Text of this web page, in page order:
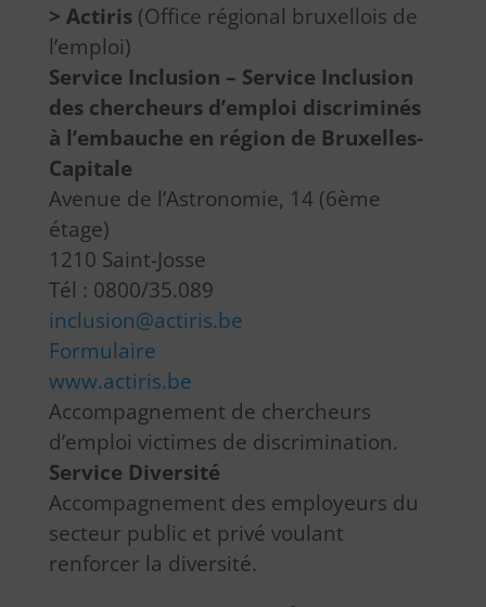
> Actiris (Office régional bruxellois de
l’emploi)
Service Inclusion – Service Inclusion
des chercheurs d’emploi discriminés
à l’embauche en région de Bruxelles-
Capitale
Avenue de l’Astronomie, 14 (6ème
étage)
1210 Saint-Josse
Tél : 0800/35.089
inclusion@actiris.be
Formulaire
www.actiris.be
Accompagnement de chercheurs
d’emploi victimes de discrimination.
Service Diversité
Accompagnement des employeurs du
secteur public et privé voulant
renforcer la diversité.